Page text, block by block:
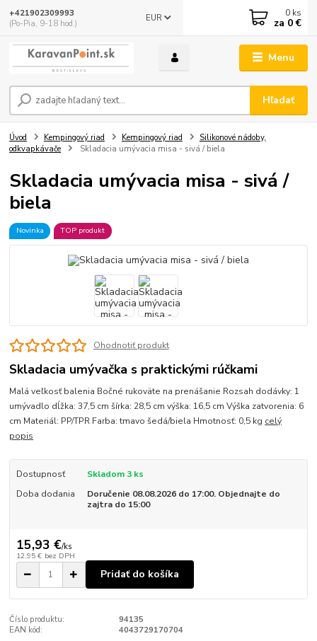
Menu
EUR
Hľadať
+421902309993
(Po-Pia, 9-18 hod.)
0 ks
za 0 €
Úvod Kempingový riad Kempingový riad
Silikonové nádoby,
odkvapkávače
Skladacia umývacia misa - sivá / biela
Skladacia umývacia misa - sivá /
biela
Novinka TOP produkt
Ohodnotiť produkt
Skladacia umývačka s praktickými rúčkami
Malá veľkosť balenia Bočné rukoväte na prenášanie Rozsah dodávky: 1
umývadlo dĺžka: 37,5 cm šírka: 28,5 cm výška: 16,5 cm Výška zatvorenia: 6
cm Materiál: PP/TPR Farba: tmavo šedá/biela Hmotnosť: 0,5 kg celý
popis
Dostupnosť
Skladom 3 ks
Doba dodania
Doručenie 08.08.2026 do 17:00. Objednajte do
zajtra do 15:00
15,93 €/ks
12,95 € bez DPH
Pridať do košíka
Číslo produktu:
94135
EAN kód:
4043729170704